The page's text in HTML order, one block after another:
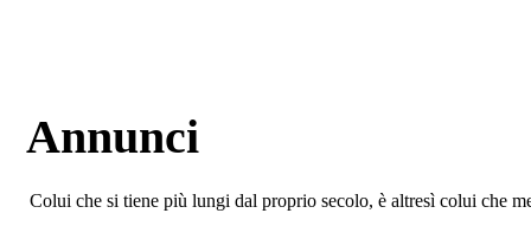
Annunci
Colui che si tiene più lungi dal proprio secolo, è altresì colui che